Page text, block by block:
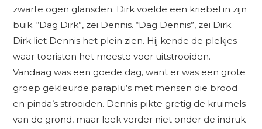
zwarte ogen glansden. Dirk voelde een kriebel in zijn
buik. “Dag Dirk”, zei Dennis. “Dag Dennis”, zei Dirk.
Dirk liet Dennis het plein zien. Hij kende de plekjes
waar toeristen het meeste voer uitstrooiden.
Vandaag was een goede dag, want er was een grote
groep gekleurde paraplu’s met mensen die brood
en pinda’s strooiden. Dennis pikte gretig de kruimels
van de grond, maar leek verder niet onder de indruk